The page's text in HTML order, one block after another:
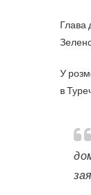
Глава
У
в